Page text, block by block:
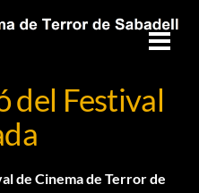
del Festival
de Cinema de Terror de